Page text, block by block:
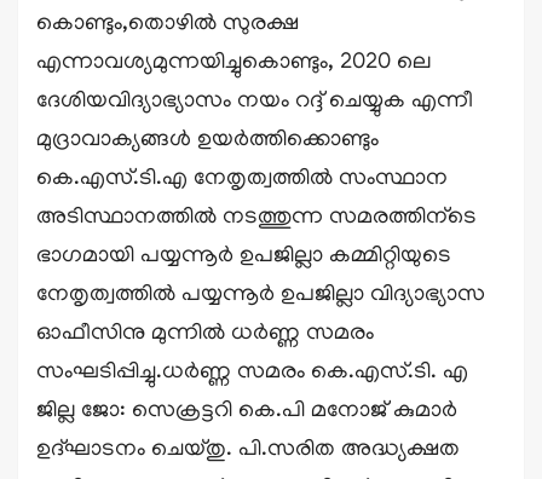
കൊണ്ടും,തൊഴിൽ സുരക്ഷ
എന്നാവശ്യമുന്നയിച്ചുകൊണ്ടും, 2020 ലെ
ദേശിയവിദ്യാഭ്യാസം നയം റദ്ദ് ചെയ്യുക എന്നീ
മുദ്രാവാക്യങ്ങൾ ഉയർത്തിക്കൊണ്ടും
കെ.എസ്.ടി.എ നേതൃത്വത്തില്‍ സംസ്ഥാന
അടിസ്ഥാനത്തില്‍ നടത്തുന്ന സമരത്തിന്ടെ
ഭാഗമായി പയ്യന്നൂർ ഉപജില്ലാ കമ്മിറ്റിയുടെ
നേതൃത്വത്തിൽ പയ്യന്നൂർ ഉപജില്ലാ വിദ്യാഭ്യാസ
ഓഫീസിനു മുന്നിൽ ധർണ്ണ സമരം
സംഘടിപ്പിച്ചു.ധർണ്ണ സമരം കെ.എസ്.ടി. എ
ജില്ല ജോ: സെക്രട്ടറി കെ.പി മനോജ് കുമാർ
ഉദ്ഘാടനം ചെയ്തു. പി.സരിത അദ്ധ്യക്ഷത